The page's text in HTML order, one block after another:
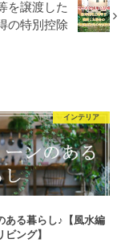
を譲渡した
の特別控除
インテリア
ある暮らし♪【風水編
ビング】